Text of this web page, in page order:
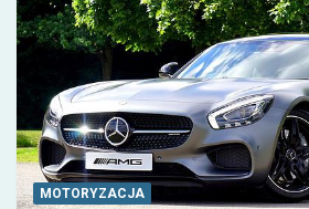
MOTORYZACJA